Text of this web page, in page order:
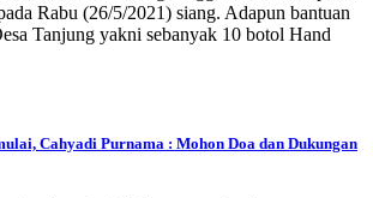
Rabu (26/5/2021) siang. Adapun bantuan
Tanjung yakni sebanyak 10 botol Hand
Cahyadi Purnama : Mohon Doa dan Dukungan